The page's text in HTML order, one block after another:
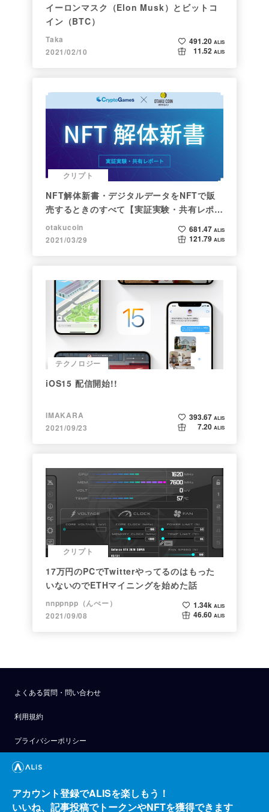
イーロンマスク（Elon Musk）とビットコ
イン（BTC）
Taka
2021/02/10
491.20 ALIS
11.52 ALIS
クリプト
NFT解体新書・デジタルデータをNFTで販
売するときのすべて【実証実験・共有レポー
ト】
otakucoin
2021/03/29
681.47 ALIS
121.79 ALIS
テクノロジー
iOS15 配信開始!!
IMAKARA
2021/09/23
393.67 ALIS
7.20 ALIS
クリプト
17万円のPCでTwitterやってるのはもった
いないのでETHマイニングを始めた話
nnppnpp（んぺー）
2021/09/08
1.34k ALIS
46.60 ALIS
よくある質問・問い合わせ
利用規約
プライバシーポリシー
公式アナウンス
技術ブログ
アカウント登録でALISを楽しもう！
いいね、記事投稿でトークンやNFTを獲得できます